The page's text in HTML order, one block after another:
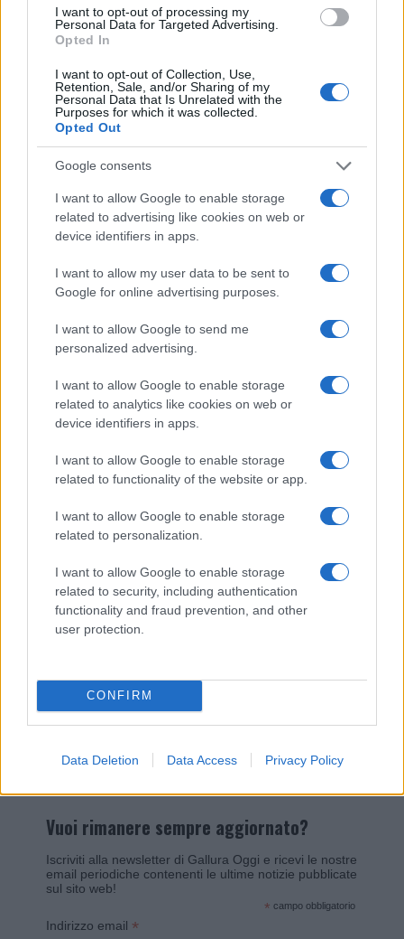
I want to opt-out of processing my
Personal Data for Targeted Advertising.
Opted In
I want to opt-out of Collection, Use,
Retention, Sale, and/or Sharing of my
Personal Data that Is Unrelated with the
Purposes for which it was collected.
Opted Out
Google consents
I want to allow Google to enable storage
related to advertising like cookies on web or
device identifiers in apps.
I want to allow my user data to be sent to
Google for online advertising purposes.
I want to allow Google to send me
personalized advertising.
I want to allow Google to enable storage
related to analytics like cookies on web or
device identifiers in apps.
I want to allow Google to enable storage
related to functionality of the website or app.
I want to allow Google to enable storage
related to personalization.
I want to allow Google to enable storage
related to security, including authentication
functionality and fraud prevention, and other
user protection.
CONFIRM
Data Deletion Data Access Privacy Policy
NECROLOGIE
Mario Malu
Paolo Pinna
Martina Agostina Diturco
I nostri cari
I nostri cari
Giovannimaria Cabras
Invia un Comunicato Stampa
Vuoi rimanere sempre aggiornato?
Iscriviti alla newsletter di Gallura Oggi e ricevi le nostre
email periodiche contenenti le ultime notizie pubblicate
sul sito web!
* campo obbligatorio
Indirizzo email *